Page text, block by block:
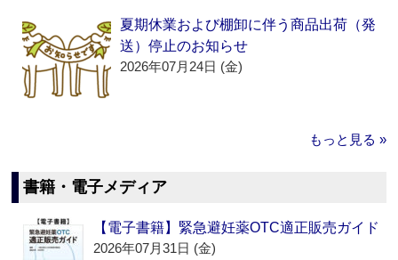
夏期休業および棚卸に伴う商品出荷（発
送）停止のお知らせ
2026年07月24日 (金)
もっと見る »
書籍・電子メディア
【電子書籍】緊急避妊薬OTC適正販売ガイド
2026年07月31日 (金)